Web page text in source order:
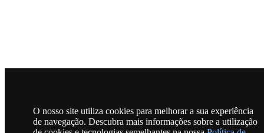
O nosso site utiliza cookies para melhorar a sua experiência
de navegação. Descubra mais informações sobre a utilização